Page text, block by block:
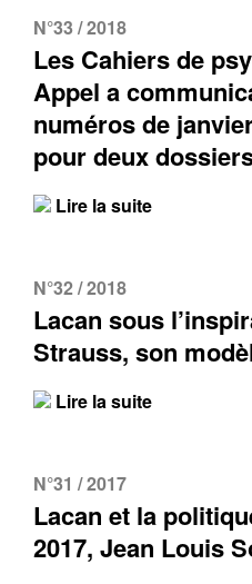
N°33 / 2018
Les Cahiers de
Appel a
numéros de
pour deux
Lire la suite
N°32 / 2018
Lacan sous
Strauss, son
Lire la suite
N°31 / 2017
Lacan et la
2017, Jean Louis